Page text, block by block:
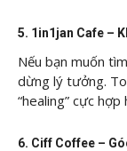
5. 1in1jan Cafe –
Nếu bạn muốn
dừng lý tưởng.
“healing” cực
6. Ciff Coffee –